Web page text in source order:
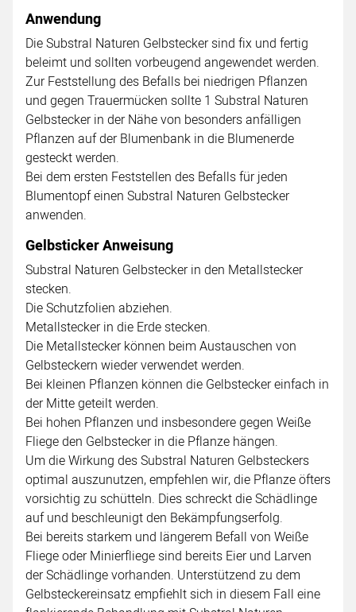
Anwendung
Die Substral Naturen Gelbstecker sind fix und fertig
beleimt und sollten vorbeugend angewendet werden.
Zur Feststellung des Befalls bei niedrigen Pflanzen
und gegen Trauermücken sollte 1 Substral Naturen
Gelbstecker in der Nähe von besonders anfälligen
Pflanzen auf der Blumenbank in die Blumenerde
gesteckt werden.
Bei dem ersten Feststellen des Befalls für jeden
Blumentopf einen Substral Naturen Gelbstecker
anwenden.
Gelbsticker Anweisung
Substral Naturen Gelbstecker in den Metallstecker
stecken.
Die Schutzfolien abziehen.
Metallstecker in die Erde stecken.
Die Metallstecker können beim Austauschen von
Gelbsteckern wieder verwendet werden.
Bei kleinen Pflanzen können die Gelbstecker einfach in
der Mitte geteilt werden.
Bei hohen Pflanzen und insbesondere gegen Weiße
Fliege den Gelbstecker in die Pflanze hängen.
Um die Wirkung des Substral Naturen Gelbsteckers
optimal auszunutzen, empfehlen wir, die Pflanze öfters
vorsichtig zu schütteln. Dies schreckt die Schädlinge
auf und beschleunigt den Bekämpfungserfolg.
Bei bereits starkem und längerem Befall von Weiße
Fliege oder Minierfliege sind bereits Eier und Larven
der Schädlinge vorhanden. Unterstützend zu dem
Gelbsteckereinsatz empfiehlt sich in diesem Fall eine